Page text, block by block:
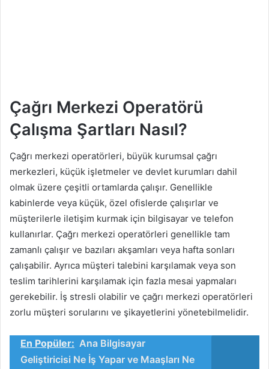
Çağrı Merkezi Operatörü
Çalışma Şartları Nasıl?
Çağrı merkezi operatörleri, büyük kurumsal çağrı
merkezleri, küçük işletmeler ve devlet kurumları dahil
olmak üzere çeşitli ortamlarda çalışır. Genellikle
kabinlerde veya küçük, özel ofislerde çalışırlar ve
müşterilerle iletişim kurmak için bilgisayar ve telefon
kullanırlar. Çağrı merkezi operatörleri genellikle tam
zamanlı çalışır ve bazıları akşamları veya hafta sonları
çalışabilir. Ayrıca müşteri talebini karşılamak veya son
teslim tarihlerini karşılamak için fazla mesai yapmaları
gerekebilir. İş stresli olabilir ve çağrı merkezi operatörleri
zorlu müşteri sorularını ve şikayetlerini yönetebilmelidir.
En Popüler: Ana Bilgisayar
Geliştiricisi Ne İş Yapar ve Maaşları Ne